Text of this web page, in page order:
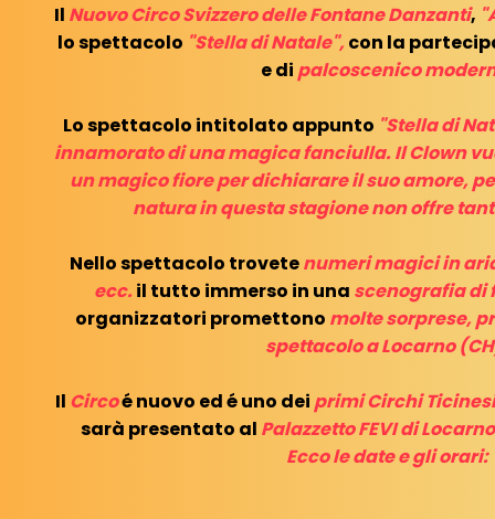
Il Nuovo Circo Svizzero delle Fontane Danzanti,
lo spettacolo "Stella di Natale",con la
e di palcoscenico
Lo spettacolo intitolato appunto "Stella di
innamorato di una magica fanciulla. Il Clown
un magico fiore per dichiarare il suo amore,
natura in questa stagione non offre
Nello spettacolo trovetenumeri magici in
ecc.il tutto immerso in una scenografia di
organizzatori promettono molte sorprese,
spettacolo a Locarno
Il Circoé nuovo ed é uno dei primi Circhi
sarà presentato al Palazzetto FEVI di Locarno
Ecco le date e gli orari: